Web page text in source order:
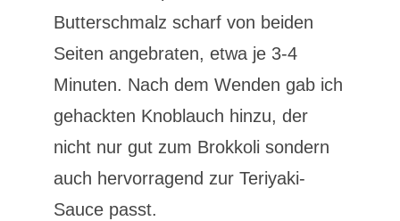
Butterschmalz scharf von beiden
Seiten angebraten, etwa je 3-4
Minuten. Nach dem Wenden gab ich
gehackten Knoblauch hinzu, der
nicht nur gut zum Brokkoli sondern
auch hervorragend zur Teriyaki-
Sauce passt.